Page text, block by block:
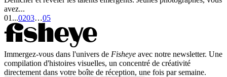
avez...
01 ...0203…05
Immergez-vous dans l'univers de Fisheye avec notre newsletter. Une
compilation d'histoires visuelles, un concentré de créativité
directement dans votre boîte de réception, une fois par semaine.